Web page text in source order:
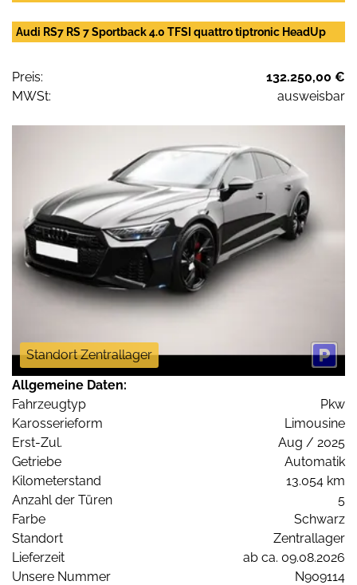
Audi RS7 RS 7 Sportback 4.0 TFSI quattro tiptronic HeadUp
Preis:
132.250,00 €
MWSt:
ausweisbar
Standort Zentrallager
Allgemeine Daten:
Fahrzeugtyp
Pkw
Karosserieform
Limousine
Erst-Zul.
Aug / 2025
Getriebe
Automatik
Kilometerstand
13.054 km
Anzahl der Türen
5
Farbe
Schwarz
Standort
Zentrallager
Lieferzeit
ab ca. 09.08.2026
Unsere Nummer
N909114